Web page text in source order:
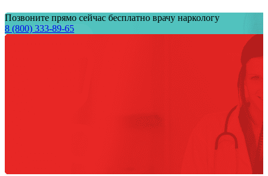
Позвоните прямо сейчас бесплатно врачу наркологу
8 (800) 333-89-65